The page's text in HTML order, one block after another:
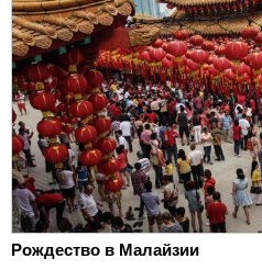
Рождество в Малайзии